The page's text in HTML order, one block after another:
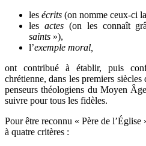
les écrits (on nomme ceux-ci
les actes(on les connaît
saints »),
l’exemple moral,
ont contribué à établir, puis
chrétienne, dans les premiers
penseurs théologiens du Moyen
suivre pour tous les fidèles.
Pour être reconnu « Père de l’Église
à quatre critères :